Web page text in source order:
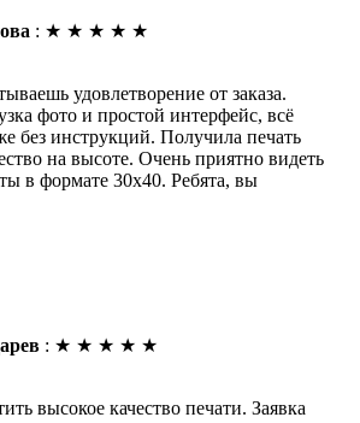
: ★ ★ ★ ★ ★
удовлетворение от заказа.
фото и простой интерфейс, всё
без инструкций. Получила печать
на высоте. Очень приятно видеть
в формате 30х40. Ребята, вы
: ★ ★ ★ ★ ★
высокое качество печати. Заявка